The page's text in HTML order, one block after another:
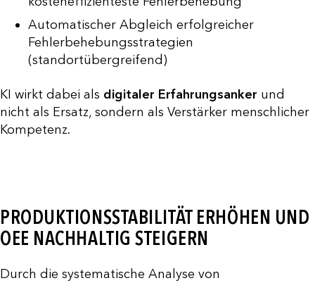
Automatischer Abgleich erfolgreicher
Fehlerbehebungsstrategien
(standortübergreifend)
KI wirkt dabei als digitaler Erfahrungsanker und
nicht als Ersatz, sondern als Verstärker menschlicher
Kompetenz.
PRODUKTIONSSTABILITÄT ERHÖHEN UND
OEE NACHHALTIG STEIGERN
Durch die systematische Analyse von